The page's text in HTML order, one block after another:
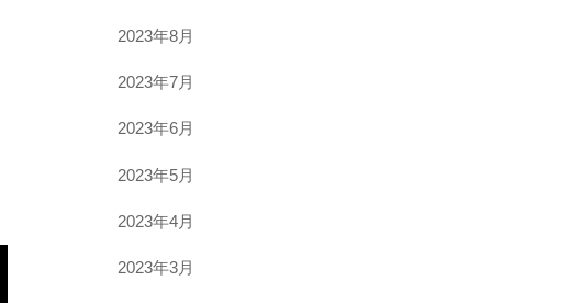
2023年8月
2023年7月
2023年6月
2023年5月
2023年4月
2023年3月